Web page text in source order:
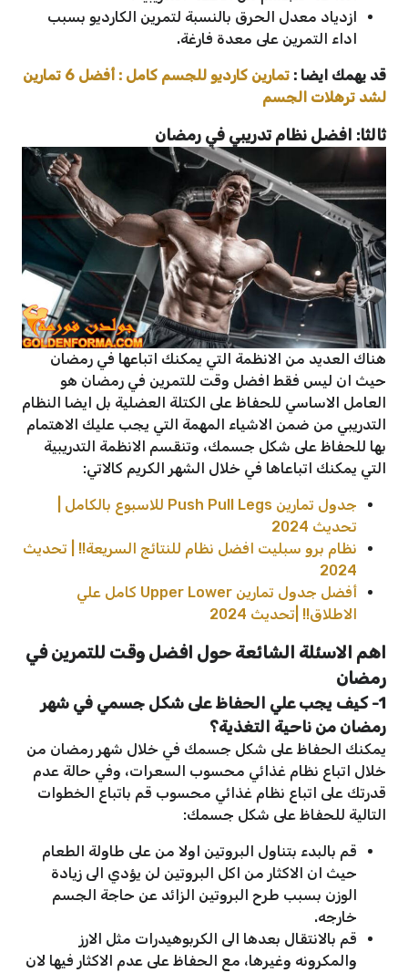
ازدياد معدل الحرق بالنسبة لتمرين الكارديو بسبب
اداء التمرين على معدة فارغة.
قد يهمك ايضا :
تمارين كارديو للجسم كامل : أفضل 6 تمارين
لشد ترهلات الجسم
ثالثا: افضل نظام تدريبي في رمضان
هناك العديد من الانظمة التي يمكنك اتباعها في رمضان
حيث ان ليس فقط افضل وقت للتمرين في رمضان هو
العامل الاساسي للحفاظ على الكتلة العضلية بل ايضا النظام
التدريبي من ضمن الاشياء المهمة التي يجب عليك الاهتمام
بها للحفاظ على شكل جسمك، وتنقسم الانظمة التدريبية
التي يمكنك اتباعاها في خلال الشهر الكريم كالاتي:
جدول تمارين Push Pull Legs للاسبوع بالكامل |
تحديث 2024
نظام برو سبليت افضل نظام للنتائج السريعة!! | تحديث
2024
أفضل جدول تمارين Upper Lower كامل علي
الاطلاق!! |تحديث 2024
اهم الاسئلة الشائعة حول افضل وقت للتمرين في
رمضان
1- كيف يجب علي الحفاظ على شكل جسمي في شهر
رمضان من ناحية التغذية؟
يمكنك الحفاظ على شكل جسمك في خلال شهر رمضان من
خلال اتباع نظام غذائي محسوب السعرات، وفي حالة عدم
قدرتك على اتباع نظام غذائي محسوب قم باتباع الخطوات
التالية للحفاظ على شكل جسمك:
قم بالبدء بتناول البروتين اولا من على طاولة الطعام
حيث ان الاكثار من اكل البروتين لن يؤدي الى زيادة
الوزن بسبب طرح البروتين الزائد عن حاجة الجسم
خارجه.
قم بالانتقال بعدها الى الكربوهيدرات مثل الارز
والمكرونه وغيرها، مع الحفاظ على عدم الاكثار فيها لان